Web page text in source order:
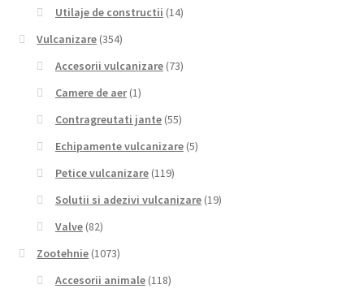
Utilaje de constructii (14)
Vulcanizare (354)
Accesorii vulcanizare (73)
Camere de aer (1)
Contragreutati jante (55)
Echipamente vulcanizare (5)
Petice vulcanizare (119)
Solutii si adezivi vulcanizare (19)
Valve (82)
Zootehnie (1073)
Accesorii animale (118)